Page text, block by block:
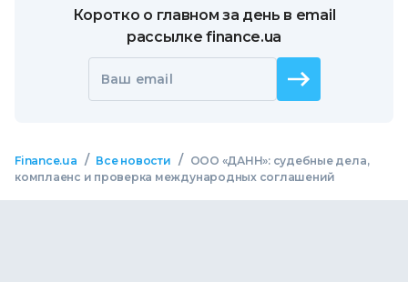
Коротко о главном за день в email
рассылке finance.ua
Ваш email
Finance.ua / Все новости /
ООО «ДАНН»: судебные дела,
комплаенс и проверка международных соглашений